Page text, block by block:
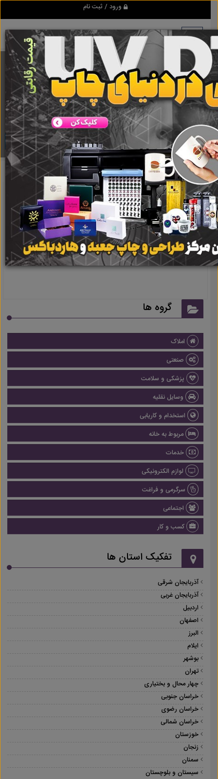
ورود / ثبت نام
برنامه اندروید ابزاریراق
مرجع نیازمندیهای ابزار و یراق آلات عمومی و صنعتی
دانلود
نتیجه ای یافت نشد
گروه ها
املاک
صنعتی
پزشکی و سلامت
وسایل نقلیه
استخدام و کاریابی
مربوط به خانه
خدمات
لوازم الکترونیکی
سرگرمی و فراغت
اجتماعی
کسب و کار
تفکیک استان ها
آذربایجان شرقی
آذربایجان غربی
اردبیل
اصفهان
البرز
ایلام
بوشهر
تهران
چهار محال و بختیاری
خراسان جنوبی
خراسان رضوی
خراسان شمالی
خوزستان
زنجان
سمنان
سیستان و بلوچستان